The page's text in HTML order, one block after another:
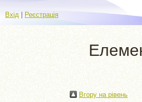
Вхід Реєстрація
Вгору на рівень